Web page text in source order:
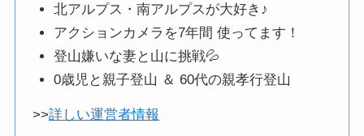
北アルプス・南アルプスが大好き♪
アクションカメラを7年間 使ってます！
登山嫌いな妻と山に挑戦💦
0歳児と親子登山 ＆ 60代の親孝行登山
>>詳しい運営者情報